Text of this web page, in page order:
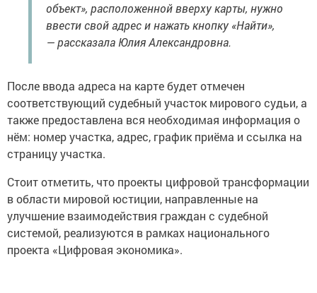
объект», расположенной вверху карты, нужно
ввести свой адрес и нажать кнопку «Найти»,
— рассказала Юлия Александровна.
После ввода адреса на карте будет отмечен
соответствующий судебный участок мирового судьи, а
также предоставлена вся необходимая информация о
нём: номер участка, адрес, график приёма и ссылка на
страницу участка.
Стоит отметить, что проекты цифровой трансформации
в области мировой юстиции, направленные на
улучшение взаимодействия граждан с судебной
системой, реализуются в рамках национального
проекта «Цифровая экономика».